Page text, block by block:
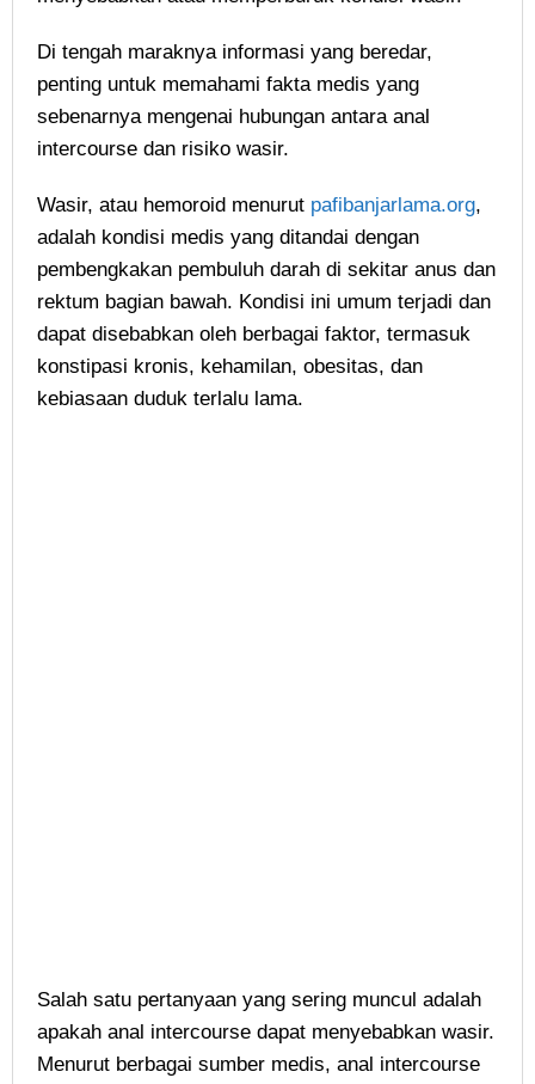
Di tengah maraknya informasi yang beredar,
penting untuk memahami fakta medis yang
sebenarnya mengenai hubungan antara anal
intercourse dan risiko wasir.
Wasir, atau hemoroid menurut pafibanjarlama.org,
adalah kondisi medis yang ditandai dengan
pembengkakan pembuluh darah di sekitar anus dan
rektum bagian bawah. Kondisi ini umum terjadi dan
dapat disebabkan oleh berbagai faktor, termasuk
konstipasi kronis, kehamilan, obesitas, dan
kebiasaan duduk terlalu lama.
Salah satu pertanyaan yang sering muncul adalah
apakah anal intercourse dapat menyebabkan wasir.
Menurut berbagai sumber medis, anal intercourse